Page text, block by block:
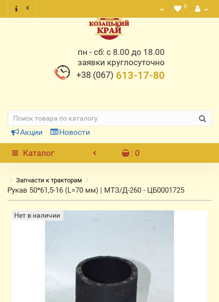
0
пн - сб: с 8.00 до 18.00
заявки круглосуточно
+38 (067) 613-17-80
Акции Новости
Каталог : 0
Запчасти к тракторам
Рукав 50*61,5-16 (L=70 мм) | МТЗ/Д-260 - ЦБ0001725
Нет в наличии